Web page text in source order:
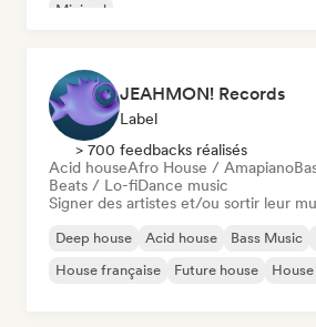
Minimal
JEAHMON! Records
Label
> 700 feedbacks réalisés
Acid houseAfro House / Amapiano
Beats / Lo-fiDance music
Signer des artistes et/ou sortir leur
Deep house Acid house Bass Music
House française
Future house